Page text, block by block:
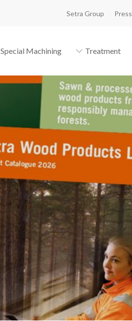
Setra Group Press
Special Machining Treatment